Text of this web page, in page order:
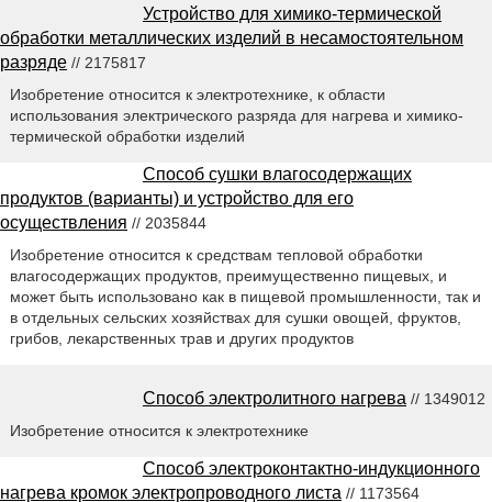
Устройство для химико-термической
обработки металлических изделий в несамостоятельном
разряде // 2175817
Изобретение относится к электротехнике, к области
использования электрического разряда для нагрева и химико-
термической обработки изделий
Способ сушки влагосодержащих
продуктов (варианты) и устройство для его
осуществления // 2035844
Изобретение относится к средствам тепловой обработки
влагосодержащих продуктов, преимущественно пищевых, и
может быть использовано как в пищевой промышленности, так и
в отдельных сельских хозяйствах для сушки овощей, фруктов,
грибов, лекарственных трав и других продуктов
Способ электролитного нагрева // 1349012
Изобретение относится к электротехнике
Способ электроконтактно-индукционного
нагрева кромок электропроводного листа // 1173564